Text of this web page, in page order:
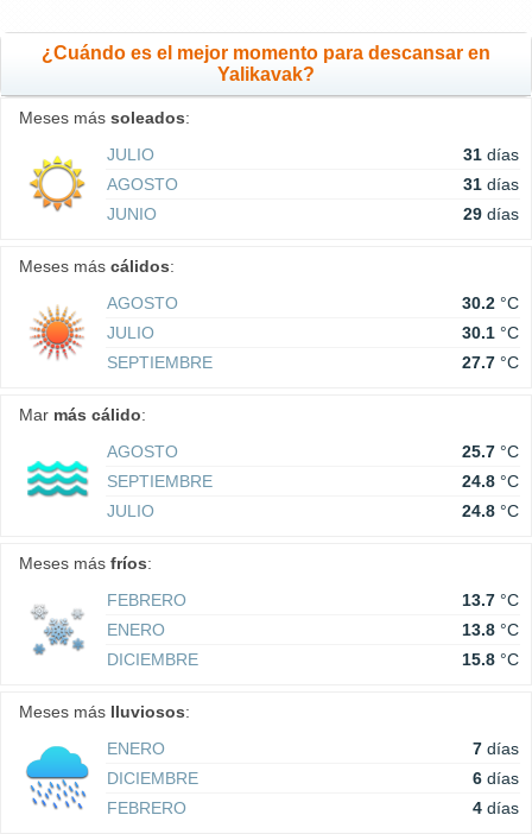
¿Cuándo es el mejor momento para descansar en
Yalikavak?
Meses más soleados:
JULIO
31 días
AGOSTO
31 días
JUNIO
29 días
Meses más cálidos:
AGOSTO
30.2 °C
JULIO
30.1 °C
SEPTIEMBRE
27.7 °C
Mar más cálido:
AGOSTO
25.7 °C
SEPTIEMBRE
24.8 °C
JULIO
24.8 °C
Meses más fríos:
FEBRERO
13.7 °C
ENERO
13.8 °C
DICIEMBRE
15.8 °C
Meses más lluviosos:
ENERO
7 días
DICIEMBRE
6 días
FEBRERO
4 días